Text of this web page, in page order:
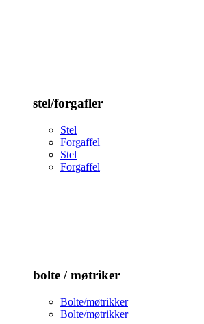
stel/forgafler
Stel
Forgaffel
Stel
Forgaffel
bolte / møtriker
Bolte/møtrikker
Bolte/møtrikker